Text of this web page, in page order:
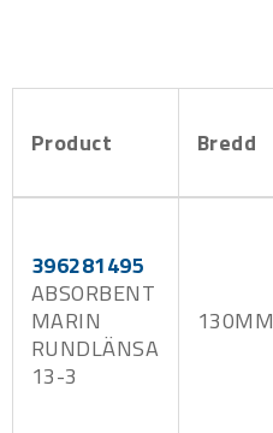
Product Bredd
396281495
ABSORBENT
MARIN
RUNDLÄNSA
13-3
130MM